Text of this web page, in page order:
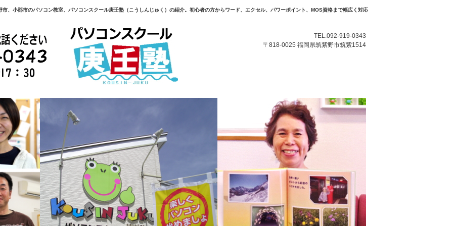
市、小郡市のパソコン教室、パソコンスクール庚壬塾（こうしんじゅく）の紹介。初心者の方からワード、エクセル、パワーポイント、MOS資格まで幅広く対応
TEL.092-919-0343
〒818-0025 福岡県筑紫野市筑紫1514